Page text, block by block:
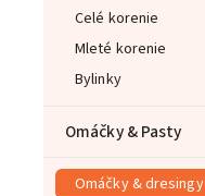
Celé korenie
Mleté korenie
Bylinky
Omáčky & Pasty
Omáčky & dresingy